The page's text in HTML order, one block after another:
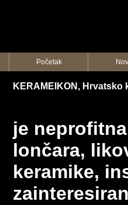
Početak
KERAMEIKON,
je
lončara,
keramike,